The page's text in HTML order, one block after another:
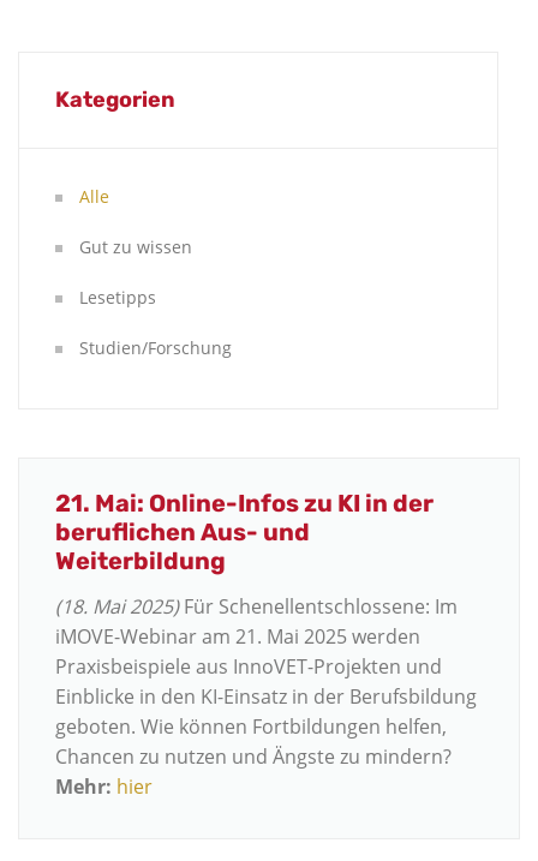
Kategorien
Alle
Gut zu wissen
Lesetipps
Studien/Forschung
21. Mai: Online-Infos zu KI in der
beruflichen Aus- und
Weiterbildung
(18. Mai 2025)Für Schenellentschlossene: Im
iMOVE-Webinar am 21. Mai 2025 werden
Praxisbeispiele aus InnoVET-Projekten und
Einblicke in den KI-Einsatz in der Berufsbildung
geboten. Wie können Fortbildungen helfen,
Chancen zu nutzen und Ängste zu mindern?
Mehr: hier